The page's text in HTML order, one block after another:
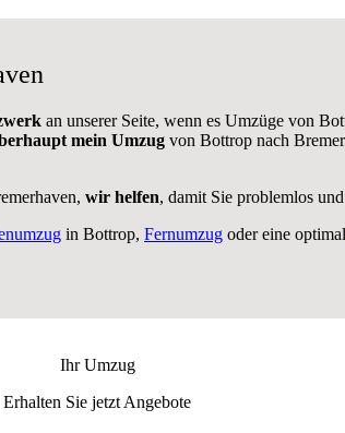
an unserer Seite, wenn es Umzüge von
mein Umzug von Bottrop nach
wir helfen, damit Sie problemlos
in Bottrop, Fernumzug oder eine
Ihr Umzug
Erhalten Sie jetzt Angebote